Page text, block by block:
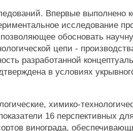
Впервые выполнено
исследование
позволяющее обосновать
цепи -
разработанной
в условиях
химико-
16 перспективных
винограда,